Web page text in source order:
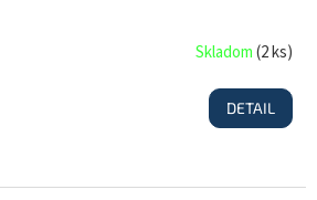
Skladom(2 ks)
DETAIL